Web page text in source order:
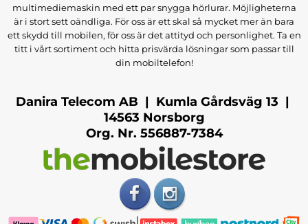
multimediemaskin med ett par snygga hörlurar. Möjligheterna
är i stort sett oändliga. För oss är ett skal så mycket mer än bara
ett skydd till mobilen, för oss är det attityd och personlighet. Ta en
titt i vårt sortiment och hitta prisvärda lösningar som passar till
din mobiltelefon!
Danira Telecom AB | Kumla Gårdsväg 13 |
14563 Norsborg
Org. Nr. 556887-7384